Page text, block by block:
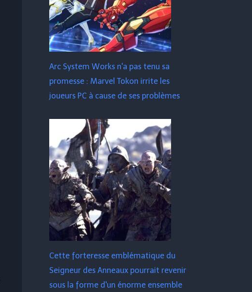
Arc System Works n'a pas tenu sa
promesse : Marvel Tokon irrite les
joueurs PC à cause de ses problèmes
Cette forteresse emblématique du
Seigneur des Anneaux pourrait revenir
sous la forme d'un énorme ensemble